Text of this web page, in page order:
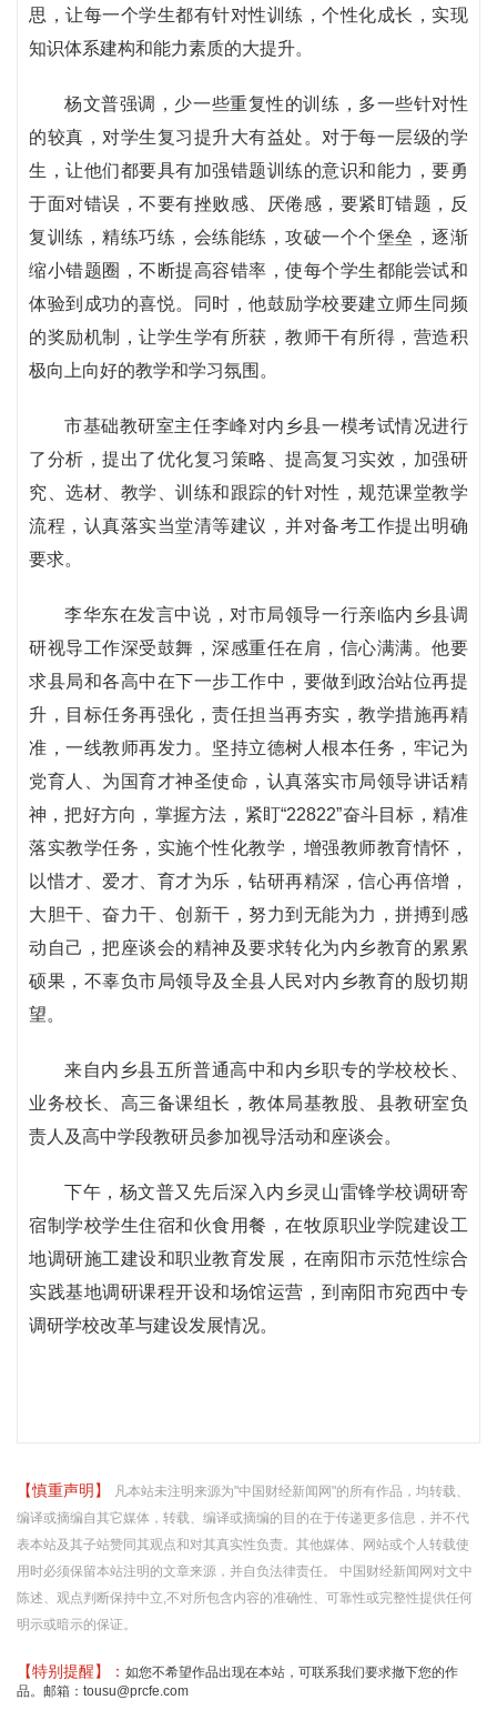
思，让每一个学生都有针对性训练，个性化成长，实现
知识体系建构和能力素质的大提升。
杨文普强调，少一些重复性的训练，多一些针对性
的较真，对学生复习提升大有益处。对于每一层级的学
生，让他们都要具有加强错题训练的意识和能力，要勇
于面对错误，不要有挫败感、厌倦感，要紧盯错题，反
复训练，精练巧练，会练能练，攻破一个个堡垒，逐渐
缩小错题圈，不断提高容错率，使每个学生都能尝试和
体验到成功的喜悦。同时，他鼓励学校要建立师生同频
的奖励机制，让学生学有所获，教师干有所得，营造积
极向上向好的教学和学习氛围。
市基础教研室主任李峰对内乡县一模考试情况进行
了分析，提出了优化复习策略、提高复习实效，加强研
究、选材、教学、训练和跟踪的针对性，规范课堂教学
流程，认真落实当堂清等建议，并对备考工作提出明确
要求。
李华东在发言中说，对市局领导一行亲临内乡县调
研视导工作深受鼓舞，深感重任在肩，信心满满。他要
求县局和各高中在下一步工作中，要做到政治站位再提
升，目标任务再强化，责任担当再夯实，教学措施再精
准，一线教师再发力。坚持立德树人根本任务，牢记为
党育人、为国育才神圣使命，认真落实市局领导讲话精
神，把好方向，掌握方法，紧盯“22822”奋斗目标，精准
落实教学任务，实施个性化教学，增强教师教育情怀，
以惜才、爱才、育才为乐，钻研再精深，信心再倍增，
大胆干、奋力干、创新干，努力到无能为力，拼搏到感
动自己，把座谈会的精神及要求转化为内乡教育的累累
硕果，不辜负市局领导及全县人民对内乡教育的殷切期
望。
来自内乡县五所普通高中和内乡职专的学校校长、
业务校长、高三备课组长，教体局基教股、县教研室负
责人及高中学段教研员参加视导活动和座谈会。
下午，杨文普又先后深入内乡灵山雷锋学校调研寄
宿制学校学生住宿和伙食用餐，在牧原职业学院建设工
地调研施工建设和职业教育发展，在南阳市示范性综合
实践基地调研课程开设和场馆运营，到南阳市宛西中专
调研学校改革与建设发展情况。
【慎重声明】
凡本站未注明来源为"中国财经新闻网"的所有作品，均转载、
编译或摘编自其它媒体，转载、编译或摘编的目的在于传递更多信息，并不代
表本站及其子站赞同其观点和对其真实性负责。其他媒体、网站或个人转载使
用时必须保留本站注明的文章来源，并自负法律责任。 中国财经新闻网对文中
陈述、观点判断保持中立,不对所包含内容的准确性、可靠性或完整性提供任何
明示或暗示的保证。
【特别提醒】： 如您不希望作品出现在本站，可联系我们要求撤下您的作
品。邮箱：tousu@prcfe.com